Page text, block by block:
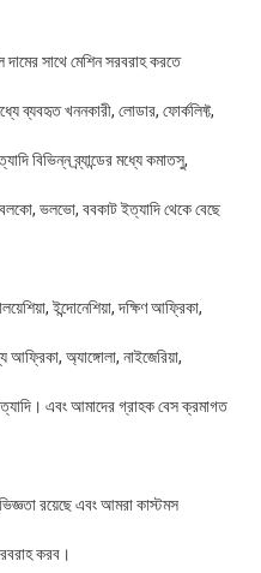
সাথে মেশিন সরবরাহ করতে
ব্যবহৃত খননকারী, লোডার, ফোর্কলিফ্ট,
বিভিন্ন ব্র্যান্ডের মধ্যে কমাতসু,
ভলভো, ববকাট ইত্যাদি থেকে বেছে
ইন্দোনেশিয়া, দক্ষিণ আফ্রিকা,
অ্যাঙ্গোলা, নাইজেরিয়া,
এবং আমাদের গ্রাহক বেস ক্রমাগত
রয়েছে এবং আমরা কাস্টমস
করব।